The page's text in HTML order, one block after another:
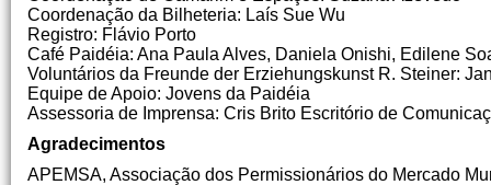
Coordenação da Bilheteria: Laís Sue Wu
Registro: Flávio Porto
Café Paidéia: Ana Paula Alves, Daniela Onishi, Edilene
Voluntários da Freunde der Erziehungskunst R. Steiner:
Equipe de Apoio: Jovens da Paidéia
Assessoria de Imprensa: Cris Brito Escritório de
Agradecimentos
APEMSA, Associação dos Permissionários do Mercado